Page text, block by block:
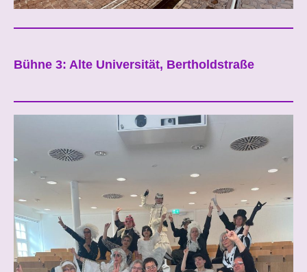
Bühne 3: Alte Universität, Bertholdstraße